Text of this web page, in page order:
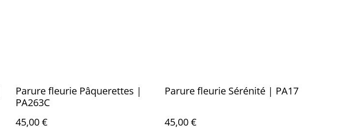
Parure fleurie Pâquerettes |
PA263C
45,00 €
Parure fleurie Sérénité | PA17
45,00 €